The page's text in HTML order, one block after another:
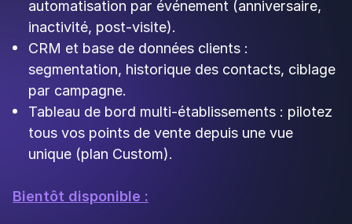
Pas de plaque NFC, pas d'optimisation SEO
active de la fiche GBP.
Pas de formule gratuite en libre-service ;
entrée par devis.
Tarifs :
Environ 229 € HT/mois sur 12 mois
d'engagement.
Environ 183 € HT/mois sur 24 mois.